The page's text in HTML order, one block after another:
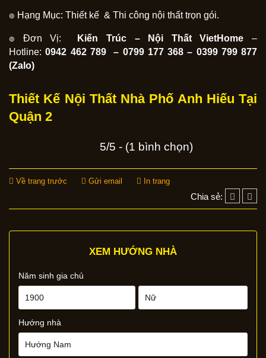
๏ Hạng Mục: Thiết kế & Thi công nội thất trọn gói.
๏ Đơn Vị: Kiến Trúc – Nội Thất VietHome –
Hotline:0942 462 789 – 0799 177 368 – 0399 799 877
(Zalo)
Thiết Kế Nội Thất Nhà Phố Anh Hiếu Tại
Quận 2
5/5 - (1 bình chọn)
Về trang trước Gửi email In trang
Chia sẻ:
XEM HƯỚNG NHÀ
Năm sinh gia chủ
Hướng nhà